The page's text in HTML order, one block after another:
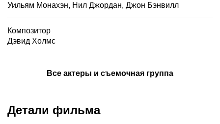
Уильям Монахэн, Нил Джордан, Джон Бэнвилл
Композитор
Дэвид Холмс
Все актеры и съемочная группа
Детали фильма